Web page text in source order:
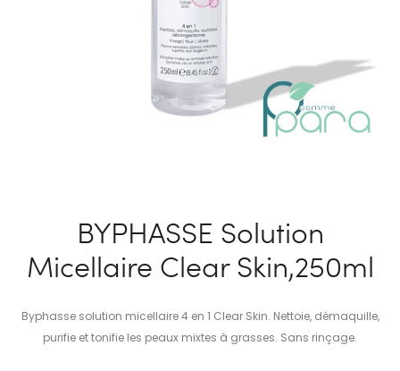
BYPHASSE Solution
Micellaire Clear Skin,250ml
Byphasse solution micellaire 4 en 1 Clear Skin. Nettoie, démaquille,
purifie et tonifie les peaux mixtes à grasses. Sans rinçage.